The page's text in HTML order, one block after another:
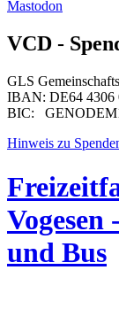
Mastodon
VCD -
GLS
IBAN: DE64 4306
BIC:
Hinweis zu
und Bus